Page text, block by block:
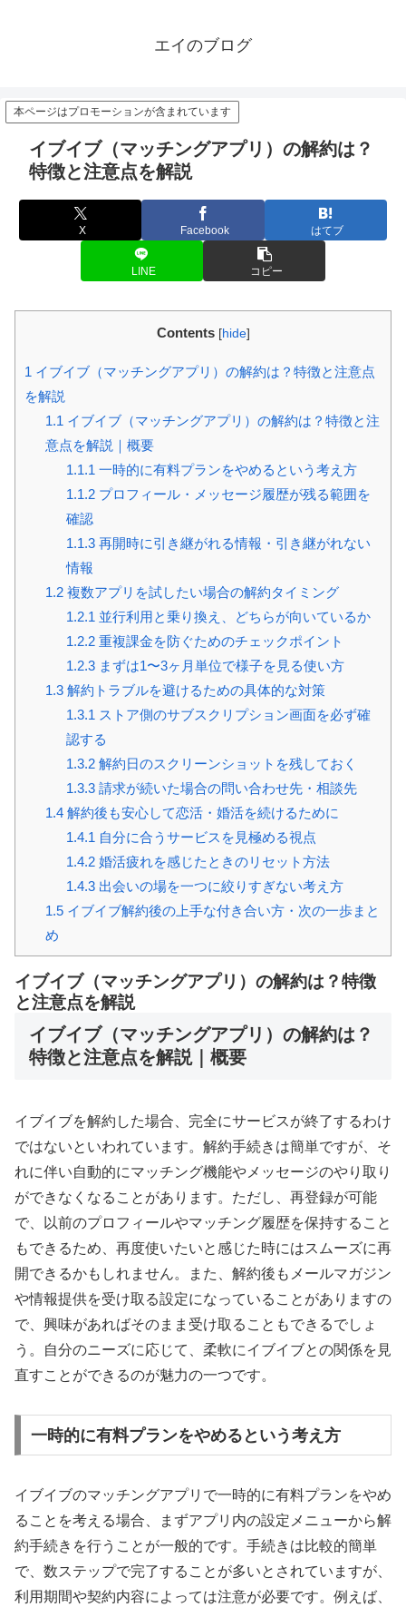
エイのブログ
本ページはプロモーションが含まれています
イブイブ（マッチングアプリ）の解約は？
特徴と注意点を解説
X Facebook はてブ
LINE コピー
Contents [hide]
1 イブイブ（マッチングアプリ）の解約は？特徴と注意点
を解説
1.1 イブイブ（マッチングアプリ）の解約は？特徴と注
意点を解説｜概要
1.1.1 一時的に有料プランをやめるという考え方
1.1.2プロフィール・メッセージ履歴が残る範囲を
確認
1.1.3再開時に引き継がれる情報・引き継がれない
情報
1.2複数アプリを試したい場合の解約タイミング
1.2.1 並行利用と乗り換え、どちらが向いているか
1.2.2重複課金を防ぐためのチェックポイント
1.2.3まずは1〜3ヶ月単位で様子を見る使い方
1.3解約トラブルを避けるための具体的な対策
1.3.1 ストア側のサブスクリプション画面を必ず確
認する
1.3.2解約日のスクリーンショットを残しておく
1.3.3請求が続いた場合の問い合わせ先・相談先
1.4解約後も安心して恋活・婚活を続けるために
1.4.1 自分に合うサービスを見極める視点
1.4.2婚活疲れを感じたときのリセット方法
1.4.3出会いの場を一つに絞りすぎない考え方
1.5イブイブ解約後の上手な付き合い方・次の一歩まと
め
イブイブ（マッチングアプリ）の解約は？特徴
と注意点を解説
イブイブ（マッチングアプリ）の解約は？
特徴と注意点を解説｜概要
イブイブを解約した場合、完全にサービスが終了するわけ
ではないといわれています。解約手続きは簡単ですが、そ
れに伴い自動的にマッチング機能やメッセージのやり取り
ができなくなることがあります。ただし、再登録が可能
で、以前のプロフィールやマッチング履歴を保持すること
もできるため、再度使いたいと感じた時にはスムーズに再
開できるかもしれません。また、解約後もメールマガジン
や情報提供を受け取る設定になっていることがありますの
で、興味があればそのまま受け取ることもできるでしょ
う。自分のニーズに応じて、柔軟にイブイブとの関係を見
直すことができるのが魅力の一つです。
一時的に有料プランをやめるという考え方
イブイブのマッチングアプリで一時的に有料プランをやめ
ることを考える場合、まずアプリ内の設定メニューから解
約手続きを行うことが一般的です。手続きは比較的簡単
で、数ステップで完了することが多いとされていますが、
利用期間や契約内容によっては注意が必要です。例えば、